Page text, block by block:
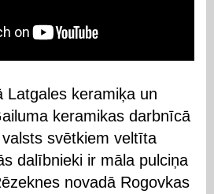
Latgales keramiķa un
keramikas darbnīcā
valsts svētkiem veltīta
dalībnieki ir māla pulciņa
novadā Rogovkas